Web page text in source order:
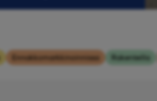
Ennakkomarkkinoinnissa Rakenteilla